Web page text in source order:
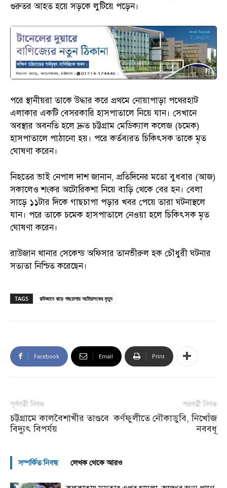
গুরুতর আহত হয়ে সড়কে লুটিয়ে পড়েন।
পরে স্থানীয়রা তাকে উদ্ধার করে প্রথমে নোয়াপাড়া পথেরহাট
এলাকার একটি বেসরকারি হাসপাতালে নিয়ে যান। সেখানে
অবস্থার অবনতি হলে দ্রুত চট্টগ্রাম মেডিক্যাল কলেজ (চমেক)
হাসপাতালে পাঠানো হয়। পরে কর্তব্যরত চিকিৎসক তাকে মৃত
ঘোষণা করেন।
নিহতের ভাই নেপাল দাশ জানান, প্রতিদিনের মতো বুধবার (আজ)
সকালেও শংকর অটোরিকশা নিয়ে বাড়ি থেকে বের হন। বেলা
সাড়ে ১১টার দিকে গাছচাপা পড়ার খবর পেয়ে তারা ঘটনাস্থলে
যান। পরে তাকে চমেক হাসপাতালে নেওয়া হলে চিকিৎসক মৃত
ঘোষণা করেন।
রাউজান থানার সেকেন্ড অফিসার তানভীরুল হক চৌধুরী ঘটনার
সত্যতা নিশ্চিত করেছেন।
TAGS রাউজানে ঝড়ে গাছচাপায় অটোচালকের মৃত্যু
Facebook Email Print
পূর্ববর্তী নিবন্ধ
চট্টগ্রামে কালবৈশাখীর তাণ্ডবে
বিদ্যুৎ বিপর্যয়
পরবর্তী নিবন্ধ
কর্ণফুলীতে নৌকাডুবি, নিখোঁজ
নববধূ
সম্পর্কিত নিবন্ধ লেখক থেকে আরও